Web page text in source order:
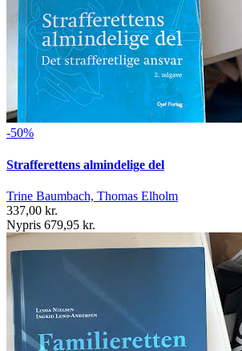
-50%
Strafferettens almindelige del
Trine Baumbach, Thomas Elholm
337,00 kr.
Nypris 679,95 kr.